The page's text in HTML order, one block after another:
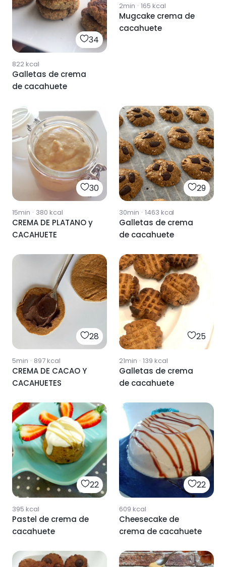
34
822kcal
Galletas de crema
de cacahuete
2min · 165 kcal
Mugcake crema de
cacahuete
30
15min · 380 kcal
CREMA DE PLATANO y
CACAHUETE
29
30min · 1463 kcal
Galletas de crema
de cacahuete
28
5min · 897kcal
CREMA DE CACAO Y
CACAHUETES
25
21min · 139 kcal
Galletas de crema
de cacahuete
22
395 kcal
Pastel de crema de
cacahuete
22
609 kcal
Cheesecake de
crema de cacahuete